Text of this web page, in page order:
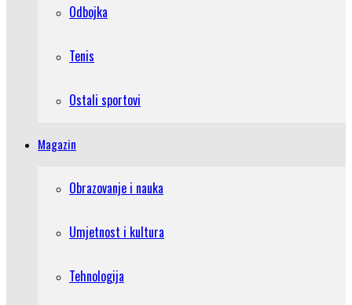
Odbojka
Tenis
Ostali sportovi
Magazin
Obrazovanje i nauka
Umjetnost i kultura
Tehnologija